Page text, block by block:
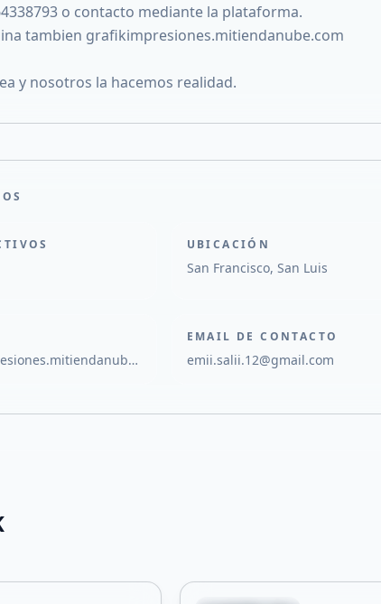
o contacto mediante la plataforma.
tambien grafikimpresiones.mitiendanube.com
y nosotros la hacemos realidad.
UBICACIÓN
San Francisco, San Luis
https://grafikimpresiones.mitiendanube.com/
EMAIL DE CONTACTO
emii.salii.12@gmail.com